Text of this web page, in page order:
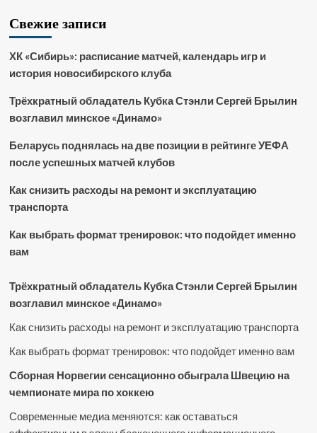
Свежие записи
ХК «Сибирь»: расписание матчей, календарь игр и
история новосибирского клуба
Трёхкратный обладатель Кубка Стэнли Сергей Брылин
возглавил минское «Динамо»
Беларусь поднялась на две позиции в рейтинге УЕФА
после успешных матчей клубов
Как снизить расходы на ремонт и эксплуатацию
транспорта
Как выбрать формат тренировок: что подойдет именно
вам
Трёхкратный обладатель Кубка Стэнли Сергей Брылин
возглавил минское «Динамо»
Как снизить расходы на ремонт и эксплуатацию транспорта
Как выбрать формат тренировок: что подойдет именно вам
Сборная Норвегии сенсационно обыграла Швецию на
чемпионате мира по хоккею
Современные медиа меняются: как оставаться